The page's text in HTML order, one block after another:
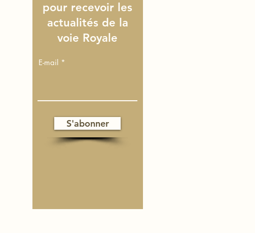
pour recevoir les
actualités de la
voie Royale
E-mail
S'abonner